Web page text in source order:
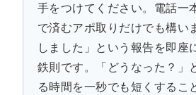
手をつけてください。電話一
で済むアポ取りだけでも構い
しました」という報告を即座
鉄則です。「どうなった？」
る時間を一秒でも短くするこ